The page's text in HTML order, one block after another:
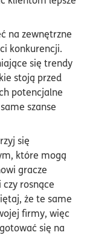
na zewnętrzne
konkurencji.
się trendy
stoją przed
potencjalne
szanse
się
które mogą
gracze
rosnące
że te same
firmy, więc
się na